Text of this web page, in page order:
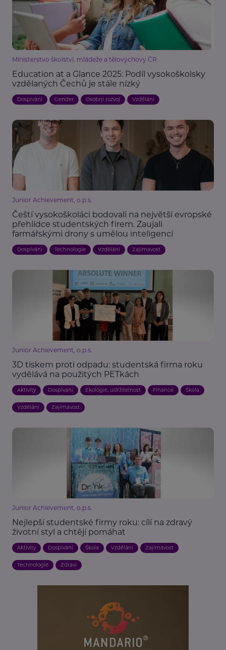
Ministerstvo školství, mládeže a tělovýchovy ČR
Education at a Glance 2025: Podíl vysokoškolsky
vzdělaných Čechů je stále nízký
Dospívání Gender Osobní rozvoj Vzdělání
Junior Achievement, o.p.s.
Čeští vysokoškoláci bodovali na největší evropské
přehlídce studentských firem. Zaujali
farmářskými drony s umělou inteligencí
Dospívání Technologie Vzdělání Zajímavost
Junior Achievement, o.p.s.
3D tiskem proti odpadu: studentská firma roku
vydělává na použitých PETkách
Aktivity Dospívání Ekologie, udržitelnost Finance Škola
Vzdělání Zajímavost
Junior Achievement, o.p.s.
Nejlepší studentské firmy roku: cílí na zdravý
životní styl a chtějí pomáhat
Aktivity Dospívání Škola Vzdělání Zajímavost
Technologie Zdraví